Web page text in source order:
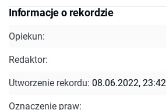
Informacje o rekordzie
Opiekun:
Redaktor:
Utworzenie rekordu: 08.06.2022, 23:42
Oznaczenie praw: